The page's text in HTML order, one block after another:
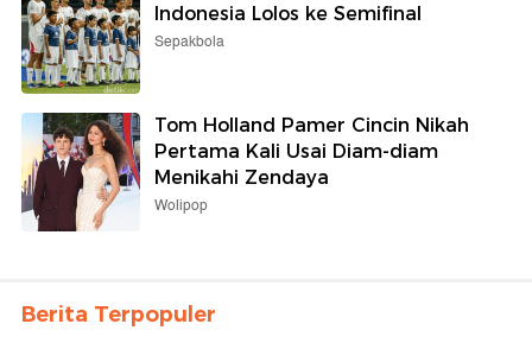
Indonesia Lolos ke Semifinal
Sepakbola
Tom Holland Pamer Cincin Nikah
Pertama Kali Usai Diam-diam
Menikahi Zendaya
Wolipop
Berita Terpopuler